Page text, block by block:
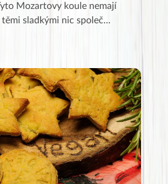
Mozartovy koule nemají
sladkými nic společ...